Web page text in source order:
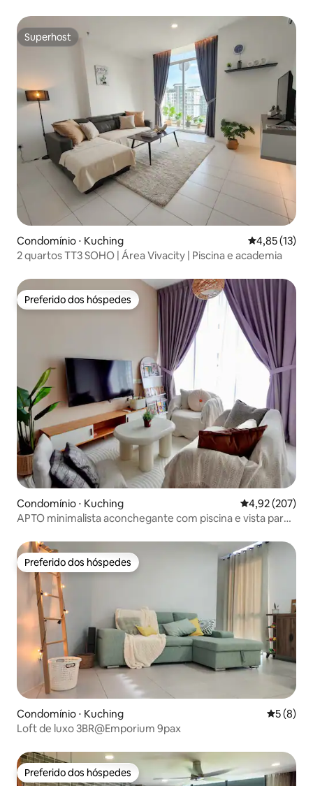
Superhost
Superhost
Condomínio ⋅ Kuching 4,85 de uma
4,85 (13)
2 quartos TT3 SOHO | Área Vivacity | Piscina e academia
Preferido dos hóspedes
Preferido dos hóspedes
Condomínio ⋅ Kuching 4,92 de uma
4,92 (207)
APTO minimalista aconchegante com piscina e vista para
Preferido dos hóspedes
Preferido dos hóspedes
Condomínio ⋅ Kuching 5 de
5 (8)
Loft de luxo 3BR@Emporium 9pax
Preferido dos hóspedes
Preferido dos hóspedes